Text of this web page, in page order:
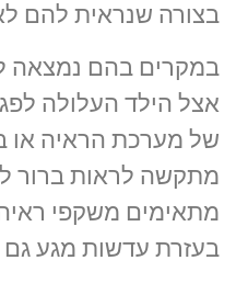
בצורה שנראית להם
במקרים בהם נמצאה
אצל הילד העלולה
של מערכת הראיה או
מתקשה לראות ברור
מתאימים משקפי
בעזרת עדשות מגע גם